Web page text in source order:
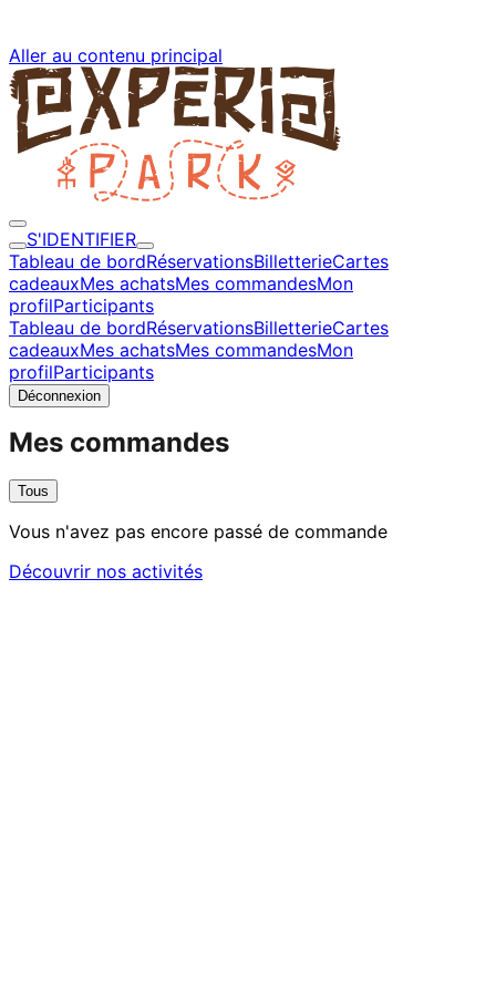
Aller au contenu principal
S'IDENTIFIER
Tableau de bordRéservationsBilletterieCartes
cadeauxMes achatsMes commandesMon
profilParticipants
Tableau de bordRéservationsBilletterieCartes
cadeauxMes achatsMes commandesMon
profilParticipants
Déconnexion
Mes commandes
Tous
Vous n'avez pas encore passé de commande
Découvrir nos activités